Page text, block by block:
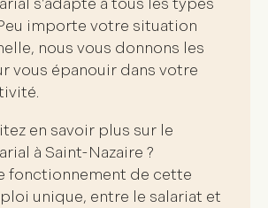
s’adapte à tous les types
importe votre situation
nous vous donnons les
vous épanouir dans votre
.
en savoir plus sur le
à Saint-Nazaire ?
fonctionnement de cette
unique, entre le salariat et